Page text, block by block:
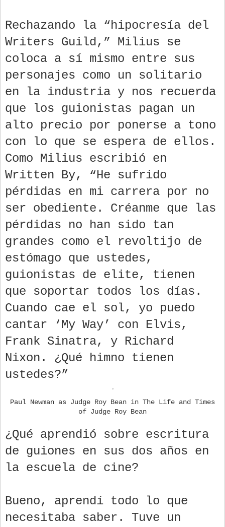
Rechazando la “hipocresía del
Writers Guild,” Milius se
coloca a sí mismo entre sus
personajes como un solitario
en la industria y nos recuerda
que los guionistas pagan un
alto precio por ponerse a tono
con lo que se espera de ellos.
Como Milius escribió en
Written By, “He sufrido
pérdidas en mi carrera por no
ser obediente. Créanme que las
pérdidas no han sido tan
grandes como el revoltijo de
estómago que ustedes,
guionistas de elite, tienen
que soportar todos los días.
Cuando cae el sol, yo puedo
cantar ‘My Way’ con Elvis,
Frank Sinatra, y Richard
Nixon. ¿Qué himno tienen
ustedes?”
Paul Newman as Judge Roy Bean in The Life and Times
of Judge Roy Bean
¿Qué aprendió sobre escritura
de guiones en sus dos años en
la escuela de cine?
Bueno, aprendí todo lo que
necesitaba saber. Tuve un